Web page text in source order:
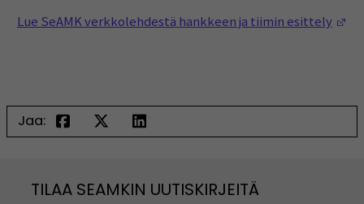
Lue SeAMK verkkolehdestä hankkeen ja tiimin esittely
Jaa:
TILAA SEAMKIN UUTISKIRJEITÄ